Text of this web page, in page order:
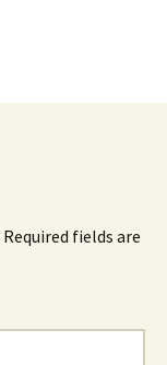
Required fields are